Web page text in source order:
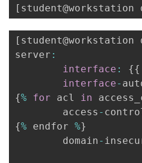
[ student@workstation
[ student@workstation
server :
interface : {{
interface-
{% for acl in
        access
-
{% endfor %}
        domain
-